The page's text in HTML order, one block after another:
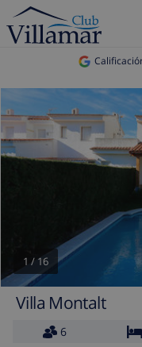
1 / 16
Villa Montalt
6